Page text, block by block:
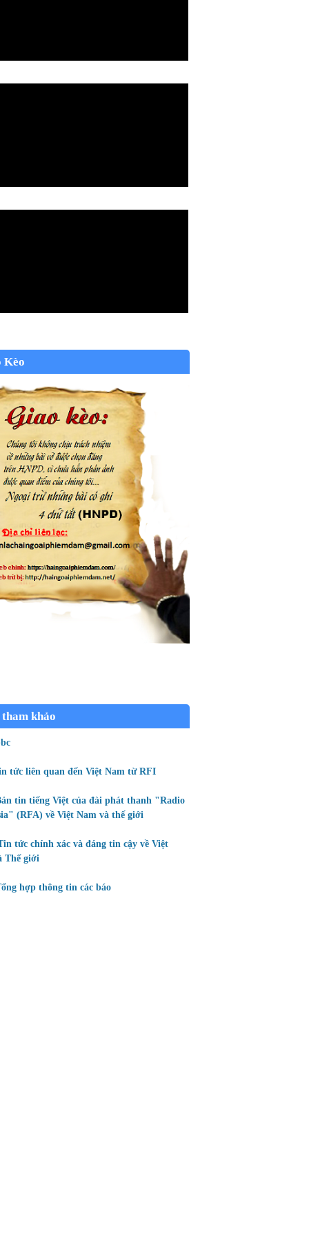
Kèo
tham khảo
tức liên quan đến Việt Nam từ RFI
tin tiếng Việt của đài phát thanh "Radio
(RFA) về Việt Nam và thế giới
tức chính xác và đáng tin cậy về Việt
Thế giới
hợp thông tin các báo